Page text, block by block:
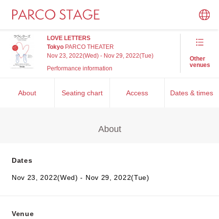
LOVE LETTERS
Tokyo PARCO THEATER
Nov 23, 2022(Wed) - Nov 29, 2022(Tue)
Performance information
Other
venues
About Seating chart Access Dates & times
About
Dates
Nov 23, 2022(Wed) - Nov 29, 2022(Tue)
Venue